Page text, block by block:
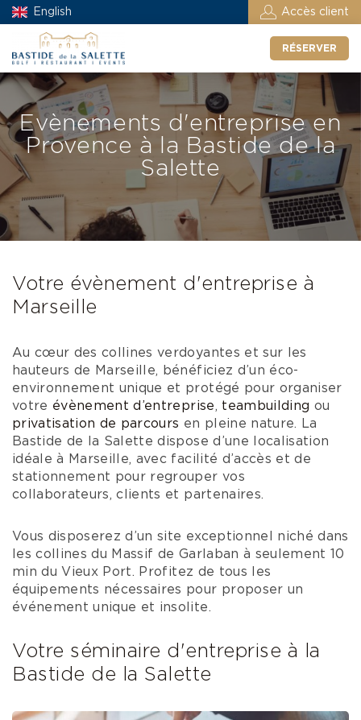
English Accès client
RÉSERVER
Evènements d'entreprise en
Provence à la Bastide de la
Salette
Votre évènement d'entreprise à
Marseille
Au cœur des collines verdoyantes et sur les
hauteurs de Marseille, bénéficiez d’un éco-
environnement unique et protégé pour organiser
votre évènement d’entreprise, teambuilding ou
privatisation de parcours en pleine nature. La
Bastide de la Salette dispose d’une localisation
idéale à Marseille, avec facilité d’accès et de
stationnement pour regrouper vos
collaborateurs, clients et partenaires.
Vous disposerez d’un site exceptionnel niché dans
les collines du Massif de Garlaban à seulement 10
min du Vieux Port. Profitez de tous les
équipements nécessaires pour proposer un
événement unique et insolite.
Votre séminaire d'entreprise à la
Bastide de la Salette